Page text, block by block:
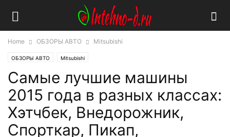
Home ОБЗОРЫ АВТО Mitsubishi
ОБЗОРЫ АВТО Mitsubishi
Самые лучшие машины
2015 года в разных классах:
Хэтчбек, Внедорожник,
Спорткар, Пикап,